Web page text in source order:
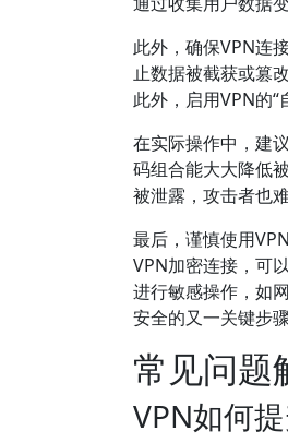
此外，确保VPN连
止数据被截获或篡
此外，启用VPN的“
在实际操作中，建
码组合能大大降低
被泄露，攻击者也
最后，谨慎使用
VPN加密连接，可
进行敏感操作，如
安全的又一关键步
常见问题
VPN如何